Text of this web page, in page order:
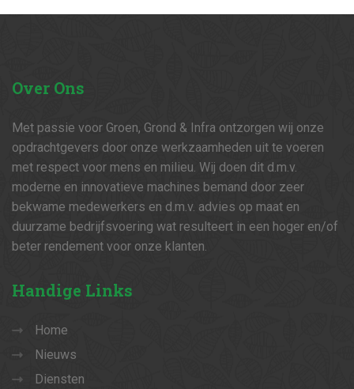
Over Ons
Met passie voor Groen, Grond & Infra ontzorgen wij onze
opdrachtgevers door onze werkzaamheden uit te voeren
met respect voor mens en milieu. Wij doen dit d.m.v.
moderne en innovatieve machines bemand door zeer
bekwame medewerkers en d.m.v. advies op maat en
duurzame bedrijfsvoering wat resulteert in een hoger en/of
beter rendement voor onze klanten.
Handige Links
Home
Nieuws
Diensten